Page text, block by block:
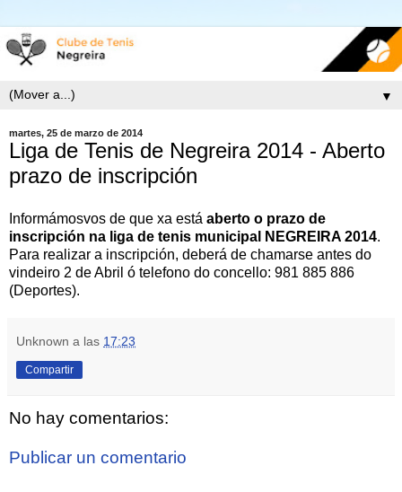
▼
martes, 25 de marzo de 2014
Liga de Tenis de Negreira 2014 - Aberto
prazo de inscripción
Informámosvos de que xa está aberto o prazo de
inscripción na liga de tenis municipal NEGREIRA 2014.
Para realizar a inscripción, deberá de chamarse antes do
vindeiro 2 de Abril ó telefono do concello: 981 885 886
(Deportes).
Unknown a las 17:23
Compartir
No hay comentarios:
Publicar un comentario